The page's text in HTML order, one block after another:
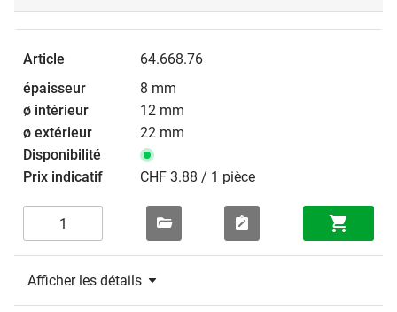
64.668.76
8 mm
12 mm
22 mm
CHF 3.88 / 1 pièce
Afficher les détails